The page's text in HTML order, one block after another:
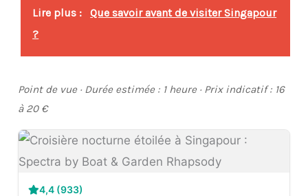
Lire plus :
Que savoir avant de visiter Singapour
?
Point de vue · Durée estimée : 1 heure · Prix indicatif : 16
à 20 €
4,4 (933)